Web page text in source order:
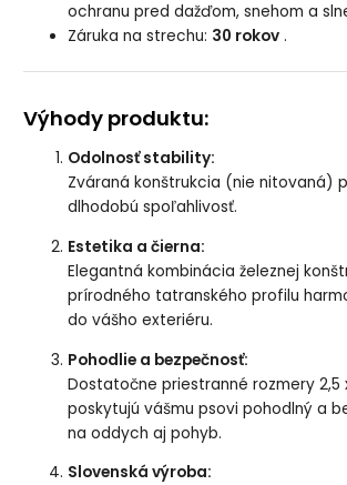
ochranu pred dažďom, snehom a
Záruka na strechu: 30 rokov .
Výhody produktu:
Odolnosť stability:
Zváraná konštrukcia (nie nitovaná)
dlhodobú spoľahlivosť.
Estetika a čierna:
Elegantná kombinácia železnej
prírodného tatranského profilu
do vášho exteriéru.
Pohodlie a bezpečnosť:
Dostatočne priestranné rozmery 2,5
poskytujú vášmu psovi pohodlný a
na oddych aj pohyb.
Slovenská výroba: